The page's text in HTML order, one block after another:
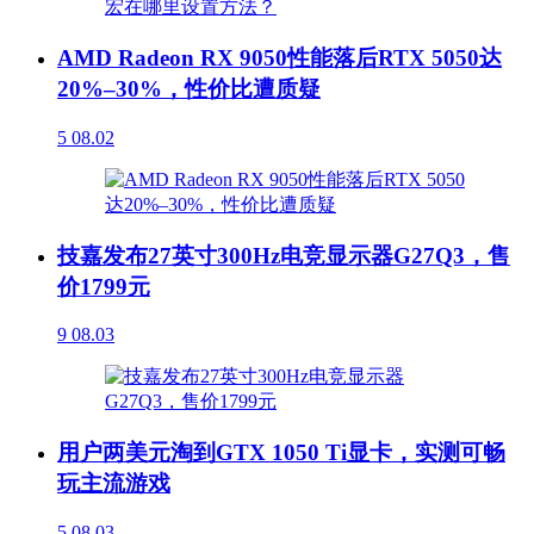
AMD Radeon RX 9050性能落后RTX 5050达
20%–30%，性价比遭质疑
5 08.02
技嘉发布27英寸300Hz电竞显示器G27Q3，售
价1799元
9 08.03
用户两美元淘到GTX 1050 Ti显卡，实测可畅
玩主流游戏